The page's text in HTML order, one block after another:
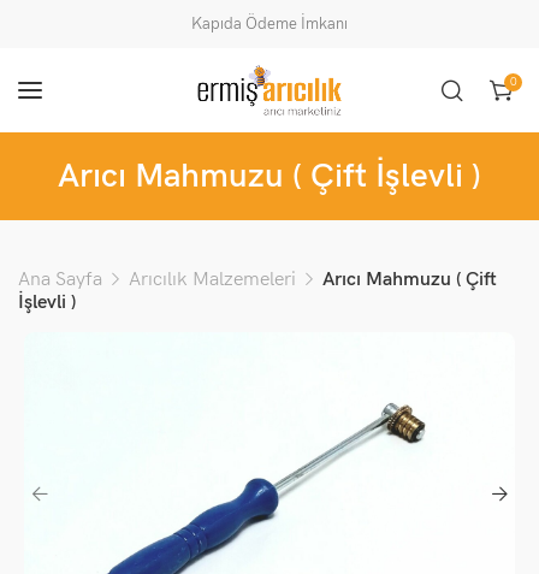
Kapıda Ödeme İmkanı
0
Arıcı Mahmuzu ( Çift İşlevli )
Ana Sayfa Arıcılık Malzemeleri
Arıcı Mahmuzu ( Çift
İşlevli )